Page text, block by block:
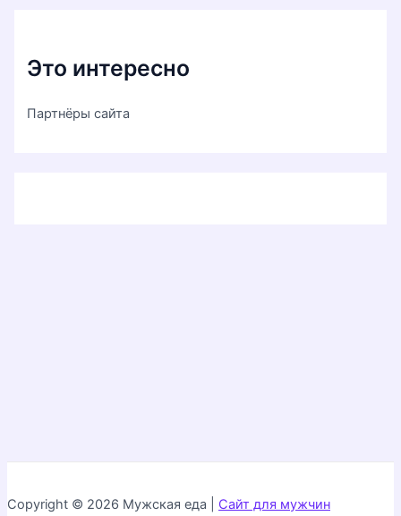
Это интересно
Партнёры сайта
Copyright © 2026 Мужская еда | Сайт для мужчин